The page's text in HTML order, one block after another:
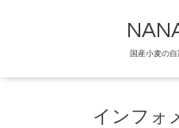
国産小麦の
インフォ